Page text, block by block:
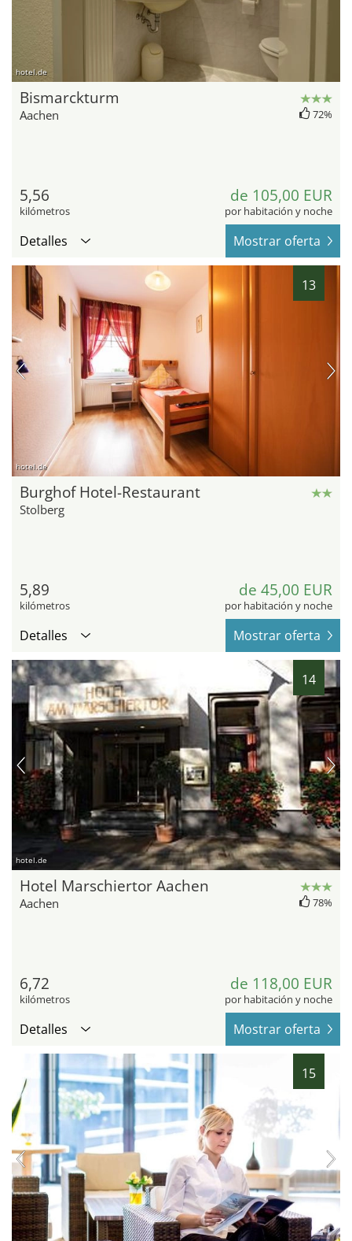
hotel.de
Bismarckturm
Aachen 72%
5,56
kilómetros
de 105,00 EUR
por habitación y noche
Detalles Mostrar oferta
13
hotel.de
Burghof Hotel-Restaurant
Stolberg
5,89
kilómetros
de 45,00 EUR
por habitación y noche
Detalles Mostrar oferta
14
hotel.de
Hotel Marschiertor Aachen
Aachen 78%
6,72
kilómetros
de 118,00 EUR
por habitación y noche
Detalles Mostrar oferta
15